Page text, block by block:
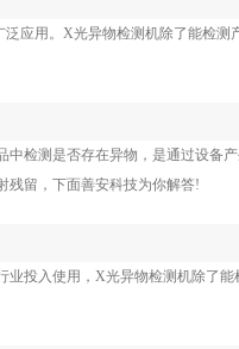
应用。X光异物检测机除了能检
检测是否存在异物，是通过设备
残留，下面善安科技为你解答!
投入使用，X光异物检测机除了